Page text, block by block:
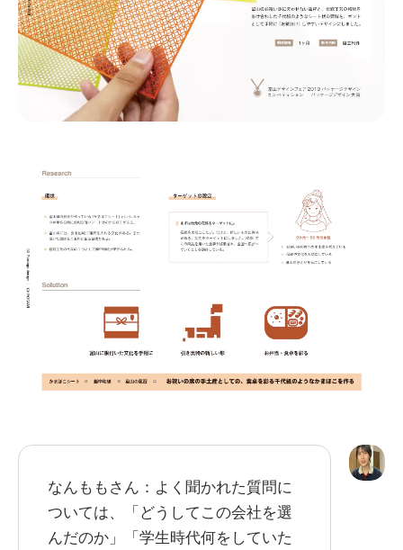
なんももさん：よく聞かれた質問に
ついては、「どうしてこの会社を選
んだのか」「学生時代何をしていた